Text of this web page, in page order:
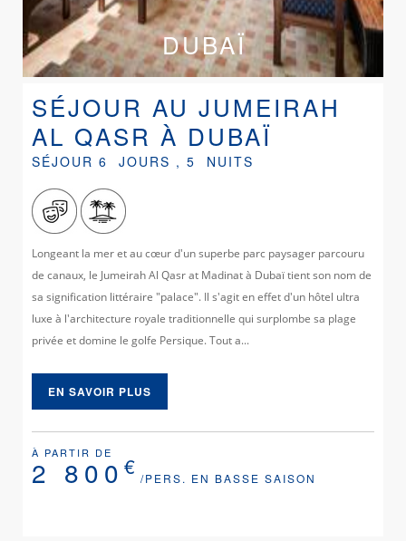
DUBAÏ
SÉJOUR AU JUMEIRAH
AL QASR À DUBAÏ
SÉJOUR 6 JOURS , 5 NUITS
Longeant la mer et au cœur d'un superbe parc paysager parcouru
de canaux, le Jumeirah Al Qasr at Madinat à Dubaï tient son nom de
sa signification littéraire "palace". Il s'agit en effet d'un hôtel ultra
luxe à l'architecture royale traditionnelle qui surplombe sa plage
privée et domine le golfe Persique. Tout a...
EN SAVOIR PLUS
À PARTIR DE
2 800 € /PERS. EN BASSE SAISON